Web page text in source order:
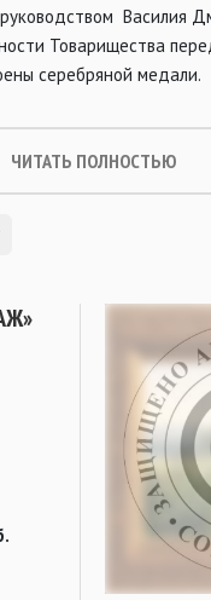
Товарищества
серебряной медали.
ЧИТАТЬ ПОЛНОСТЬЮ